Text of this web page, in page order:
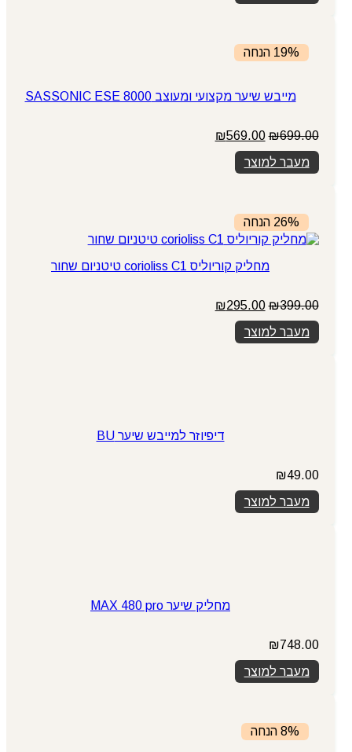
19% הנחה
מייבש שיער מקצועי ומעוצב SASSONIC ESE 8000
₪699.00
המחיר
המקורי
היה:
₪699.00.
₪569.00
מעבר למוצר
26% הנחה
מחליק קוריוליס corioliss C1 טיטניום שחור
₪399.00
המחיר
המקורי
היה:
₪399.00.
₪295.00
מעבר למוצר
דיפיוזר למייבש שיער BU
₪49.00
מעבר למוצר
מחליק שיער MAX 480 pro
₪748.00
מעבר למוצר
8% הנחה